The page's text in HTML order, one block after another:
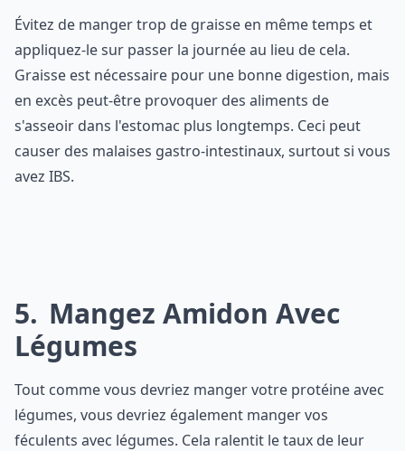
Évitez de manger trop de graisse en même temps et
appliquez-le sur passer la journée au lieu de cela.
Graisse est nécessaire pour une bonne digestion, mais
en excès peut-être provoquer des aliments de
s'asseoir dans l'estomac plus longtemps. Ceci peut
causer des malaises gastro-intestinaux, surtout si vous
avez IBS.
5 Mangez Amidon Avec
Légumes
Tout comme vous devriez manger votre protéine avec
légumes, vous devriez également manger vos
féculents avec légumes. Cela ralentit le taux de leur